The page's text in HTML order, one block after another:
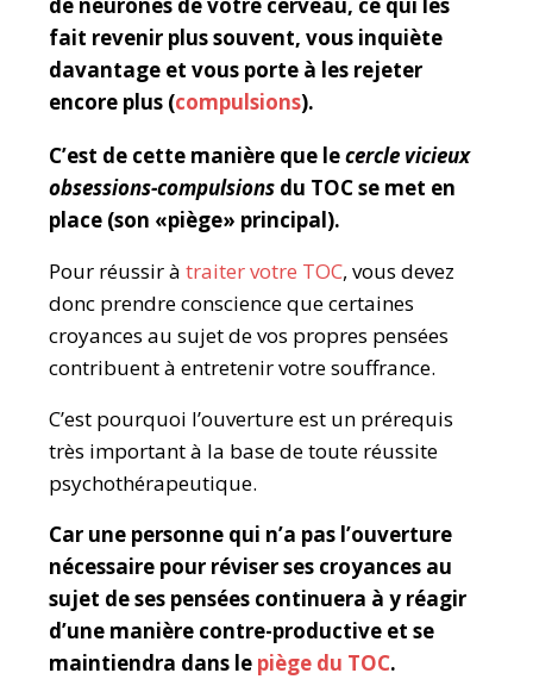
de neurones de votre cerveau, ce qui les
fait revenir plus souvent, vous inquiète
davantage et vous porte à les rejeter
encore plus (compulsions).
C’est de cette manière que lecercle vicieux
obsessions-compulsions du TOC se met en
place (son «piège» principal).
Pour réussir à traiter votre TOC, vous devez
donc prendre conscience que certaines
croyances au sujet de vos propres pensées
contribuent à entretenir votre souffrance.
C’est pourquoi l’ouverture est un prérequis
très important à la base de toute réussite
psychothérapeutique.
Car une personne qui n’a pas l’ouverture
nécessaire pour réviser ses croyances au
sujet de ses pensées continuera à y réagir
d’une manière contre-productive et se
maintiendra dans le piège du TOC.